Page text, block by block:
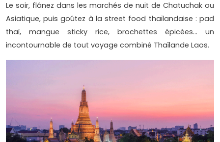
Le soir, flânez dans les marchés de nuit de Chatuchak ou
Asiatique, puis goûtez à la street food thaïlandaise : pad
thaï, mangue sticky rice, brochettes épicées… un
incontournable de tout voyage combiné Thaïlande Laos.